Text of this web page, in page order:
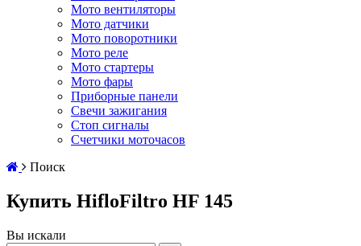
Мото вентиляторы
Мото датчики
Мото поворотники
Мото реле
Мото стартеры
Мото фары
Приборные панели
Свечи зажигания
Стоп сигналы
Счетчики моточасов
Поиск
Купить HifloFiltro HF 145
Вы искали